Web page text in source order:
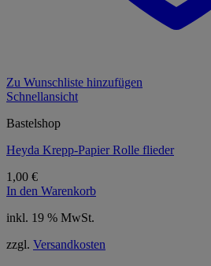
Zu Wunschliste hinzufügen
Schnellansicht
Bastelshop
Heyda Krepp-Papier Rolle flieder
1,00 €
In den Warenkorb
inkl. 19 % MwSt.
zzgl. Versandkosten